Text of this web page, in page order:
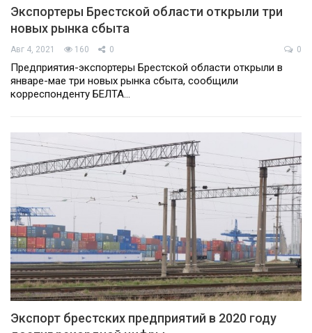
Экспортеры Брестской области открыли три
новых рынка сбыта
Авг 4, 2021 160 0 0
Предприятия-экспортеры Брестской области открыли в
январе-мае три новых рынка сбыта, сообщили
корреспонденту БЕЛТА…
Экспорт брестских предприятий в 2020 году